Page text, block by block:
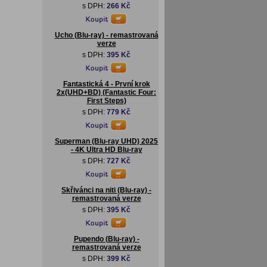
s DPH: 266 Kč
Ucho (Blu-ray) - remastrovaná
verze
s DPH: 395 Kč
Fantastická 4 - První krok
2x(UHD+BD) (Fantastic Four:
First Steps)
s DPH: 779 Kč
Superman (Blu-ray UHD) 2025
- 4K Ultra HD Blu-ray
s DPH: 727 Kč
Skřivánci na niti (Blu-ray) -
remastrovaná verze
s DPH: 395 Kč
Pupendo (Blu-ray) -
remastrovaná verze
s DPH: 399 Kč